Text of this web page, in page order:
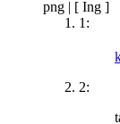
png | [ Ing ]
1:
2: